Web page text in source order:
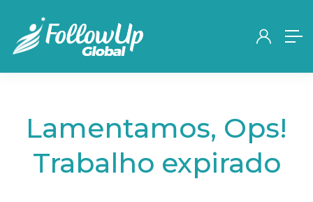
Lamentamos, Ops!
Trabalho expirado